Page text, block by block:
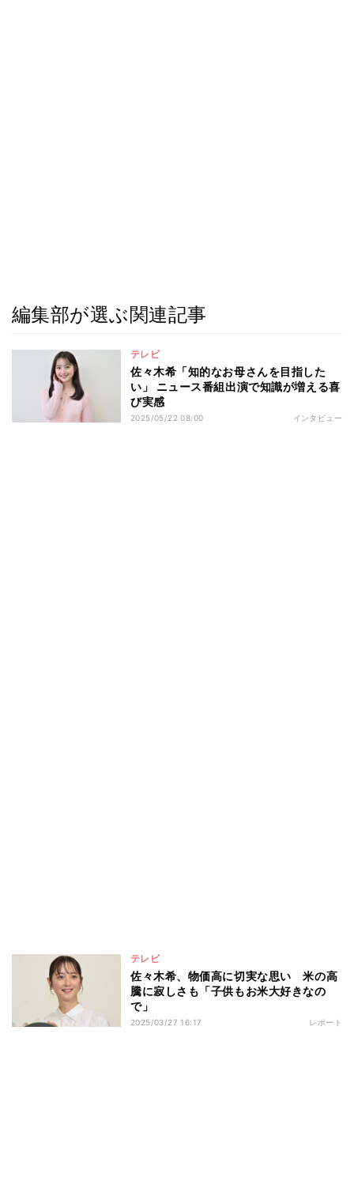
編集部が選ぶ関連記事
テレビ
佐々木希「知的なお母さんを目指した
い」 ニュース番組出演で知識が増える喜
び実感
2025/05/22 08:00 インタビュー
テレビ
佐々木希、物価高に切実な思い 米の高
騰に寂しさも「子供もお米大好きなの
で」
2025/03/27 16:17 レポート